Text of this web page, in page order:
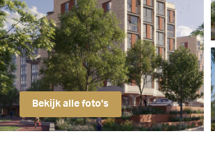
Bekijk alle foto's